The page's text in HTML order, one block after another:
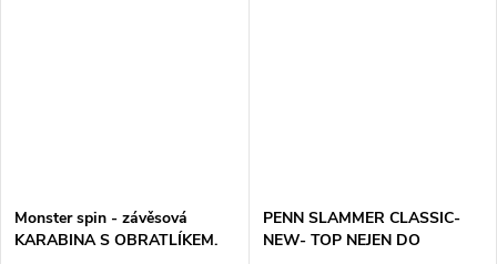
Monster spin - závěsová
KARABINA S OBRATLÍKEM.
PENN SLAMMER CLASSIC-
NEW- TOP NEJEN DO